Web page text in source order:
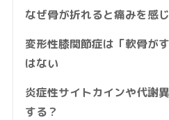
なぜ骨が折れると痛みを感
変形性膝関節症は「軟骨が
はない
炎症性サイトカインや代謝
する？